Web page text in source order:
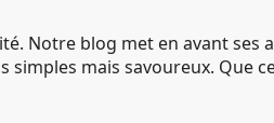
Notre blog met en avant ses
mais savoureux. Que